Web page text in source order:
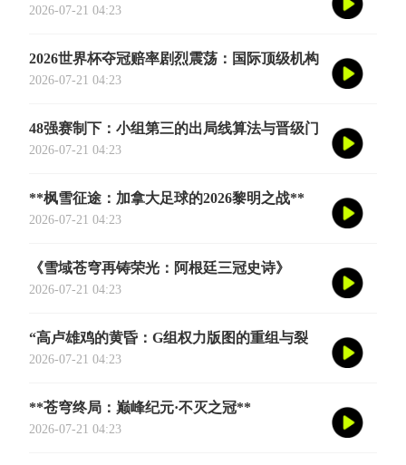
记录
2026-07-21 04:23
2026世界杯夺冠赔率剧烈震荡：国际顶级机构
最新榜单出炉
2026-07-21 04:23
48强赛制下：小组第三的出局线算法与晋级门
槛推演
2026-07-21 04:23
**枫雪征途：加拿大足球的2026黎明之战**
2026-07-21 04:23
《雪域苍穹再铸荣光：阿根廷三冠史诗》
2026-07-21 04:23
“高卢雄鸡的黄昏：G组权力版图的重组与裂
变”
2026-07-21 04:23
**苍穹终局：巅峰纪元·不灭之冠**
2026-07-21 04:23